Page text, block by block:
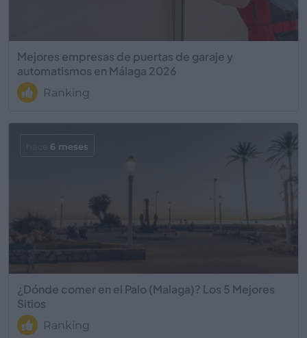
Mejores empresas de puertas de garaje y
automatismos en Málaga 2026
Ranking
¿Dónde comer en el Palo (Malaga)? Los 5 Mejores
Sitios
Ranking
6 meses